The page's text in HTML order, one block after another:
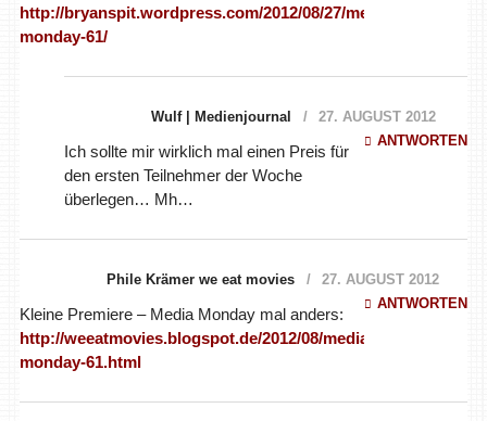
http://bryanspit.wordpress.com/2012/08/27/media-
monday-61/
Wulf | Medienjournal
27. AUGUST 2012
ANTWORTEN
Ich sollte mir wirklich mal einen Preis für
den ersten Teilnehmer der Woche
überlegen… Mh…
Phile Krämer we eat movies
27. AUGUST 2012
ANTWORTEN
Kleine Premiere – Media Monday mal anders:
http://weeatmovies.blogspot.de/2012/08/media-
monday-61.html